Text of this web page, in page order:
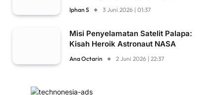
Iphan S 3 Juni 2026 | 01:37
Misi Penyelamatan Satelit Palapa:
Kisah Heroik Astronaut NASA
Ana Octarin 2 Juni 2026 | 22:37